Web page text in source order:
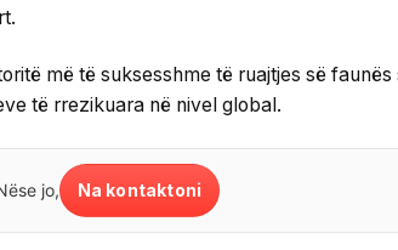
më të suksesshme të ruajtjes së faunës
të rrezikuara në nivel global.
jo, Na kontaktoni